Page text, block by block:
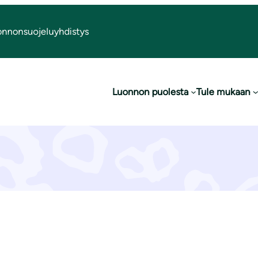
Luonnon puolesta Tule mukaan
Toimintaryhmät